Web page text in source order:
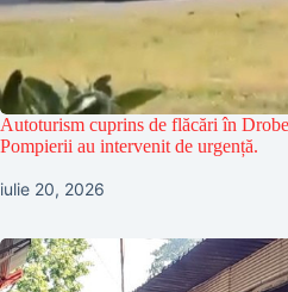
Autoturism cuprins de flăcări în
Pompierii au intervenit de urgență.
iulie 20, 2026